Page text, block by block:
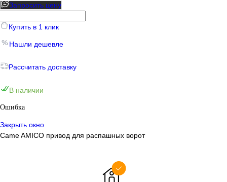
Запросить цену
Купить в 1 клик
Нашли дешевле
Рассчитать доставку
В наличии
Ошибка
Закрыть окно
Came AMICO привод для распашных ворот